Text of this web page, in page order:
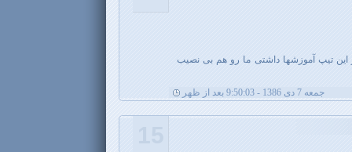
این تیپ آموزشها داشتی ما رو هم بی نصیب
جمعه 7 دی 1386 - 9:50:03 بعد از ظهر